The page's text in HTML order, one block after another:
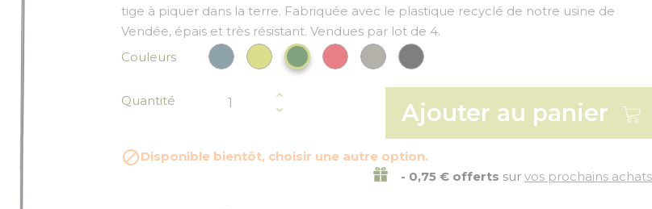
tige à piquer dans la terre. Fabriquée avec le plastique recyclé de notre usine de
Vendée, épais et très résistant. Vendues par lot de 4.
Couleurs
Bleu paonVert anisVert FoncéRougeGris Noir
Quantité Ajouter au panier
Disponible bientôt, choisir une autre option.
- 0,75 € offerts sur vos prochains achats